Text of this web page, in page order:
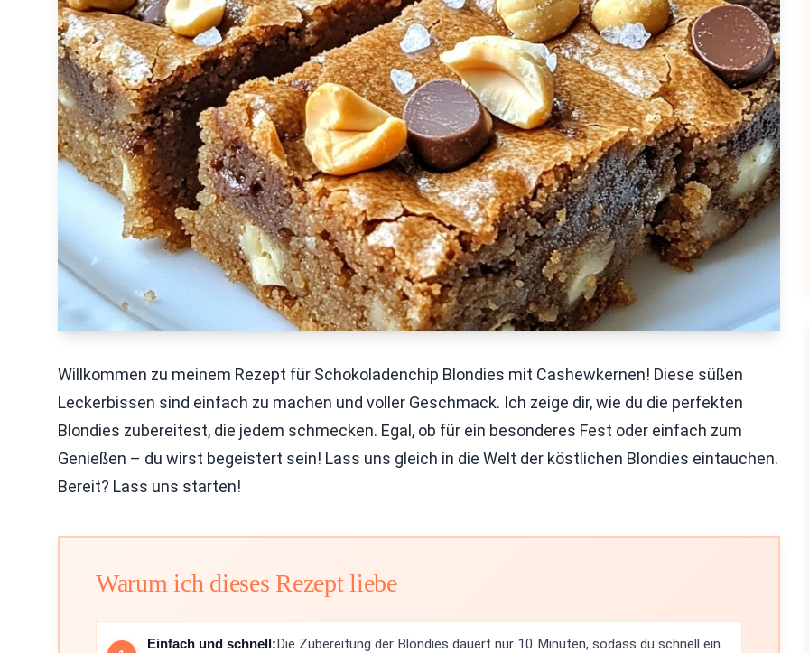
Willkommen zu meinem Rezept für Schokoladenchip Blondies mit Cashewkernen! Diese süßen
Leckerbissen sind einfach zu machen und voller Geschmack. Ich zeige dir, wie du die perfekten
Blondies zubereitest, die jedem schmecken. Egal, ob für ein besonderes Fest oder einfach zum
Genießen – du wirst begeistert sein! Lass uns gleich in die Welt der köstlichen Blondies eintauchen.
Bereit? Lass uns starten!
Warum ich dieses Rezept liebe
Einfach und schnell:Die Zubereitung der Blondies dauert nur 10 Minuten, sodass du schnell ein